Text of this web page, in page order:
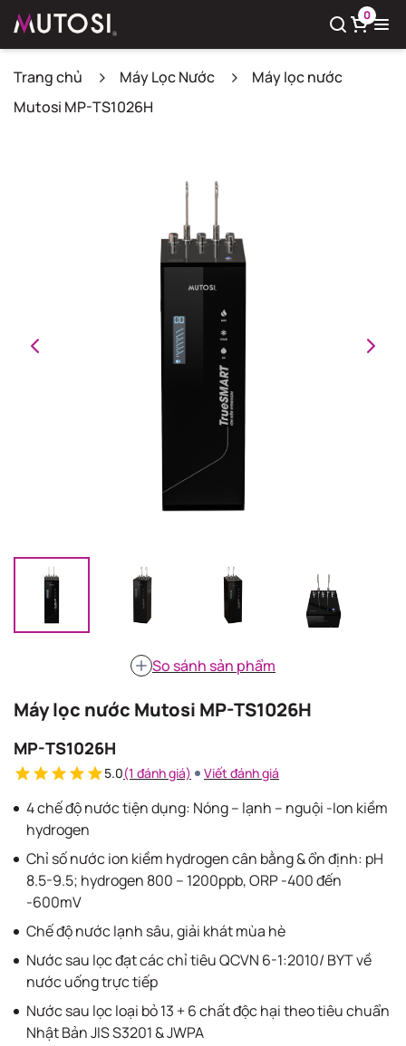
0
Trang chủ Máy Lọc Nước
Máy lọc nước
Mutosi MP-TS1026H
So sánh sản phẩm
Máy lọc nước Mutosi MP-TS1026H
MP-TS1026H
5.0(1 đánh giá) Viết đánh giá
4 chế độ nước tiện dụng: Nóng – lạnh – nguội -Ion kiềm
hydrogen
Chỉ số nước ion kiềm hydrogen cân bằng & ổn định: pH
8.5-9.5; hydrogen 800 – 1200ppb, ORP -400 đến
-600mV
Chế độ nước lạnh sâu, giải khát mùa hè
Nước sau lọc đạt các chỉ tiêu QCVN 6-1:2010/ BYT về
nước uống trực tiếp
Nước sau lọc loại bỏ 13 + 6 chất độc hại theo tiêu chuẩn
Nhật Bản JIS S3201 & JWPA